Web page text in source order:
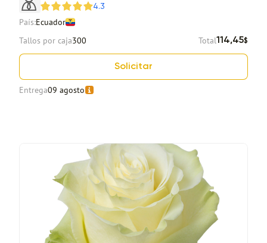
4.3
País:Ecuador
Tallos por caja300 Total114,45$
Solicitar
Entrega09 agosto